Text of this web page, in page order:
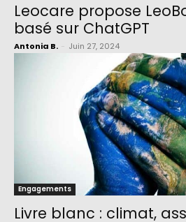
Leocare propose
basé sur ChatGPT
Antonia B. Juin 27, 2024
Engagements
Livre blanc : climat,